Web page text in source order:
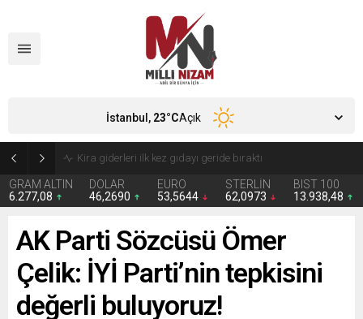
GRAM ALTIN
6.277,08
DOLAR
46,2690
EURO
53,5644
STERLİN
62,0973
BIST 100
13.938,48
İstanbul, 23°CAçık
AK Parti Sözcüsü Ömer
Çelik: İYİ Parti’nin tepkisini
değerli buluyoruz!